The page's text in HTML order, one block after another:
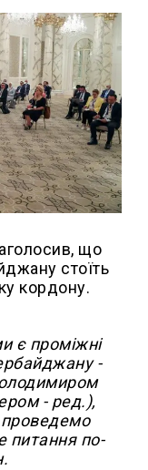
що
стоїть
кордону.
є проміжні
-
- ред.),
проведемо
питання по-